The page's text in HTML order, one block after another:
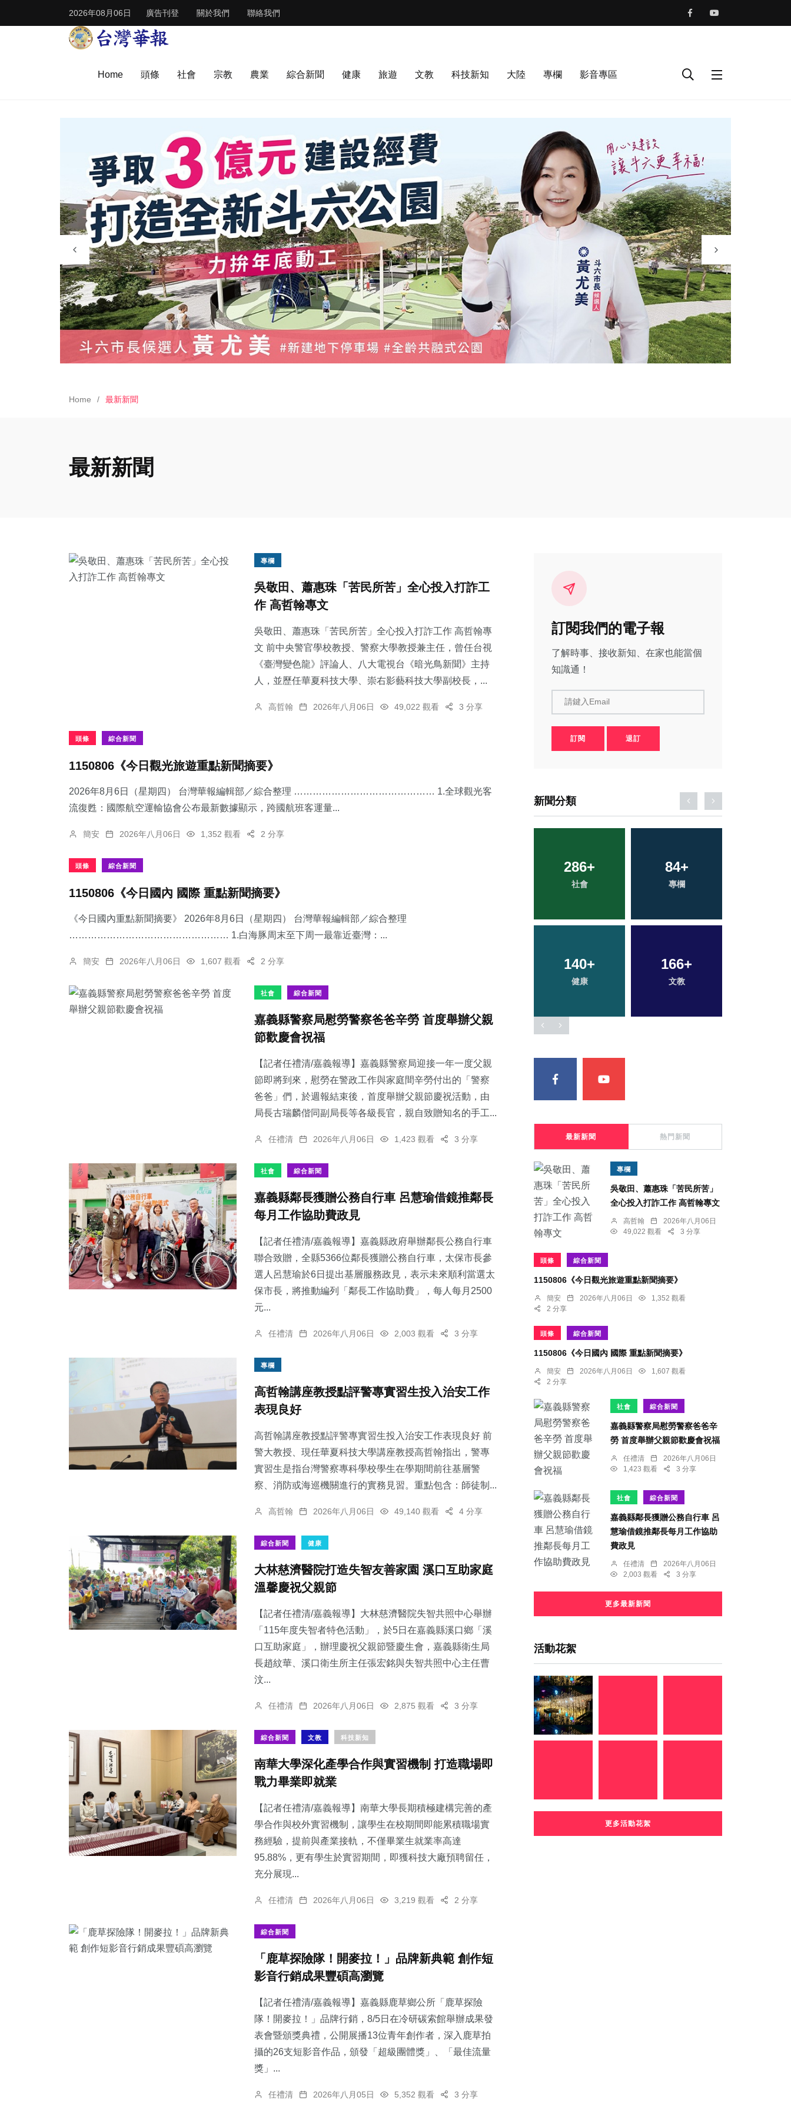
2026年08月06日 廣告刊登 關於我們 聯絡我們
Home 頭條 社會 宗教 農業 綜合新聞 健康 旅遊 文教 科技新知 大陸 專欄 影音專區
Home 最新新聞
最新新聞
專欄
吳敬田、蕭惠珠「苦民所苦」全心投入打詐工
作 高哲翰專文
吳敬田、蕭惠珠「苦民所苦」全心投入打詐工作 高哲翰專
文 前中央警官學校教授、警察大學教授兼主任，曾任台視
《臺灣變色龍》評論人、八大電視台《暗光鳥新聞》主持
人，並歷任華夏科技大學、崇右影藝科技大學副校長，...
高哲翰 2026年八月06日 49,022 觀看 3 分享
頭條 綜合新聞
1150806《今日觀光旅遊重點新聞摘要》
2026年8月6日（星期四） 台灣華報編輯部／綜合整理 ……………………………………… 1.​全球觀光客
流復甦：國際航空運輸協會公布最新數據顯示，跨國航班客運量...
簡安 2026年八月06日 1,352 觀看 2 分享
頭條 綜合新聞
1150806《今日國內 國際 重點新聞摘要》
《今日國內重點新聞摘要》 2026年8月6日（星期四） 台灣華報編輯部／綜合整理
…………………………………………… 1.​白海豚周末至下周一最靠近臺灣：...
簡安 2026年八月06日 1,607 觀看 2 分享
社會 綜合新聞
嘉義縣警察局慰勞警察爸爸辛勞 首度舉辦父親
節歡慶會祝福
【記者任禮清/嘉義報導】嘉義縣警察局迎接一年一度父親
節即將到來，慰勞在警政工作與家庭間辛勞付出的「警察
爸爸」們，於週報結束後，首度舉辦父親節慶祝活動，由
局長古瑞麟偕同副局長等各級長官，親自致贈知名的手工...
任禮清 2026年八月06日 1,423 觀看 3 分享
社會 綜合新聞
嘉義縣鄰長獲贈公務自行車 呂慧瑜借鏡推鄰長
每月工作協助費政見
【記者任禮清/嘉義報導】嘉義縣政府舉辦鄰長公務自行車
聯合致贈，全縣5366位鄰長獲贈公務自行車，太保市長參
選人呂慧瑜於6日提出基層服務政見，表示未來順利當選太
保市長，將推動編列「鄰長工作協助費」，每人每月2500
元...
任禮清 2026年八月06日 2,003 觀看 3 分享
專欄
高哲翰講座教授點評警專實習生投入治安工作
表現良好
高哲翰講座教授點評警專實習生投入治安工作表現良好 前
警大教授、現任華夏科技大學講座教授高哲翰指出，警專
實習生是指台灣警察專科學校學生在學期間前往基層警
察、消防或海巡機關進行的實務見習。重點包含：師徒制...
高哲翰 2026年八月06日 49,140 觀看 4 分享
綜合新聞 健康
大林慈濟醫院打造失智友善家園 溪口互助家庭
溫馨慶祝父親節
【記者任禮清/嘉義報導】大林慈濟醫院失智共照中心舉辦
「115年度失智者特色活動」，於5日在嘉義縣溪口鄉「溪
口互助家庭」，辦理慶祝父親節暨慶生會，嘉義縣衛生局
長趙紋華、溪口衛生所主任張宏銘與失智共照中心主任曹
汶...
任禮清 2026年八月06日 2,875 觀看 3 分享
綜合新聞 文教 科技新知
南華大學深化產學合作與實習機制 打造職場即
戰力畢業即就業
【記者任禮清/嘉義報導】南華大學長期積極建構完善的產
學合作與校外實習機制，讓學生在校期間即能累積職場實
務經驗，提前與產業接軌，不僅畢業生就業率高達
95.88%，更有學生於實習期間，即獲科技大廠預聘留任，
充分展現...
任禮清 2026年八月06日 3,219 觀看 2 分享
綜合新聞
「鹿草探險隊！開麥拉！」品牌新典範 創作短
影音行銷成果豐碩高瀏覽
【記者任禮清/嘉義報導】嘉義縣鹿草鄉公所「鹿草探險
隊！開麥拉！」品牌行銷，8/5日在冷研碳索館舉辦成果發
表會暨頒獎典禮，公開展播13位青年創作者，深入鹿草拍
攝的26支短影音作品，頒發「超級團體獎」、「最佳流量
獎」...
任禮清 2026年八月05日 5,352 觀看 3 分享
訂閱我們的電子報
了解時事、接收新知、在家也能當個
知識通！
請鍵入Email
訂閱 退訂
新聞分類
1+
23 + 108+
286+
社會
84+
專欄
140+
健康
166+
文教
512+
綜合新聞
1+
大陸
36+
頭條
24+
科技新知
最新新聞 熱門新聞
專欄
吳敬田、蕭惠珠「苦民所苦」
全心投入打詐工作 高哲翰專文
高哲翰
2026年八月06日
49,022 觀看
3 分享
頭條 綜合新聞
1150806《今日觀光旅遊重點新聞摘要》
簡安 2026年八月06日
1,352 觀看
2 分享
頭條 綜合新聞
1150806《今日國內 國際 重點新聞摘要》
簡安 2026年八月06日
1,607 觀看
2 分享
社會 綜合新聞
嘉義縣警察局慰勞警察爸爸辛
勞 首度舉辦父親節歡慶會祝福
任禮清
2026年八月06日
1,423 觀看
3 分享
社會 綜合新聞
嘉義縣鄰長獲贈公務自行車 呂
慧瑜借鏡推鄰長每月工作協助
費政見
任禮清
2026年八月06日
2,003 觀看
3 分享
更多最新新聞
活動花絮
更多活動花絮